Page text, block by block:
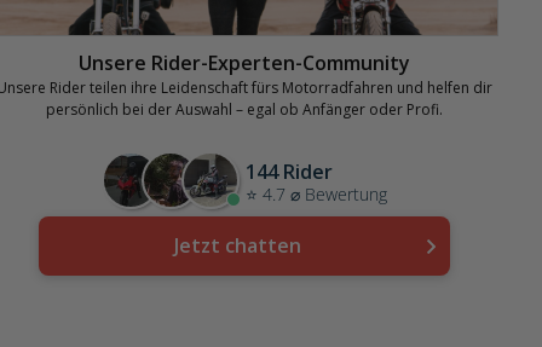
Unsere Rider-Experten-Community
Rider teilen ihre Leidenschaft fürs Motorradfahren und helfen dir
persönlich bei der Auswahl – egal ob Anfänger oder Profi.
144 Rider
⭐ 4.7 ⌀ Bewertung
Jetzt chatten